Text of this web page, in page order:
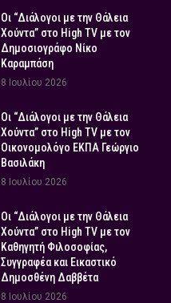
Οι “Διάλογοι με την Θάλεια
Χούντα” στο High TV με τον
Δημοσιογράφο Νίκο
Καραμπάση
8 Ιουλίου 2026
Οι “Διάλογοι με την Θάλεια
Χούντα” στο High TV με τον
Οικονομολόγο ΕΚΠΑ Γεώργιο
Βασιλάκη
8 Ιουλίου 2026
Οι “Διάλογοι με την Θάλεια
Χούντα” στο High TV με τον
Καθηγητή Φιλοσοφίας,
Συγγραφέα και Εικαστικό
Δημοσθένη Δαββέτα
8 Ιουλίου 2026